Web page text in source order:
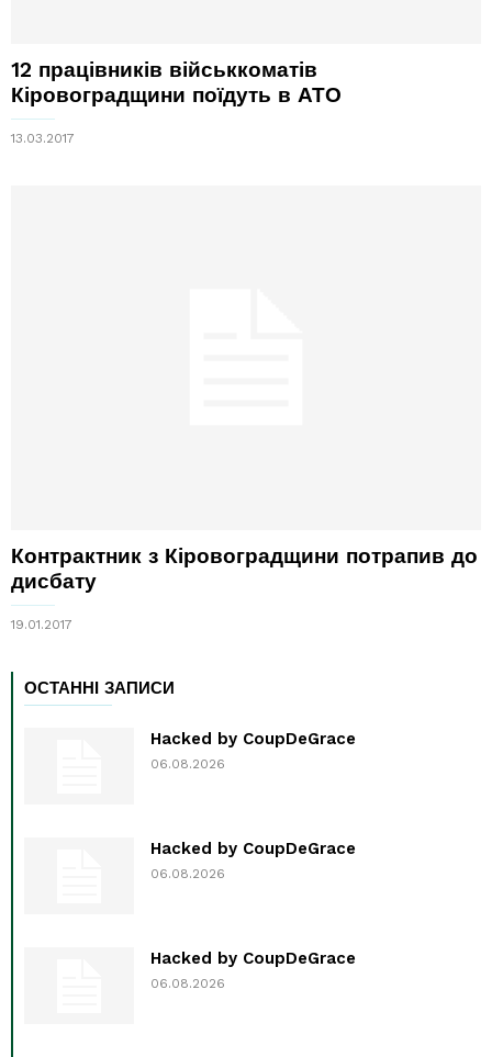
12 працівників військкоматів
Кіровоградщини поїдуть в АТО
13.03.2017
Контрактник з Кіровоградщини потрапив до
дисбату
19.01.2017
ОСТАННІ ЗАПИСИ
Hacked by CoupDeGrace
06.08.2026
Hacked by CoupDeGrace
06.08.2026
Hacked by CoupDeGrace
06.08.2026